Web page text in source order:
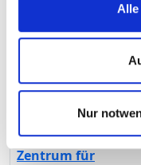
Nur
GmbH
Kliniken Landkreis
Diepholz gGmbH,
Klinik Bassum und
Zentrum für